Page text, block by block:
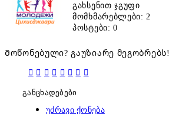
გახსენით ჯგუფი
მომხმარებლები: 2
პოსტები: 0
Მოწონებული? გაუზიარე მეგობრებს!
განცხადებები
უძრავი ქონება